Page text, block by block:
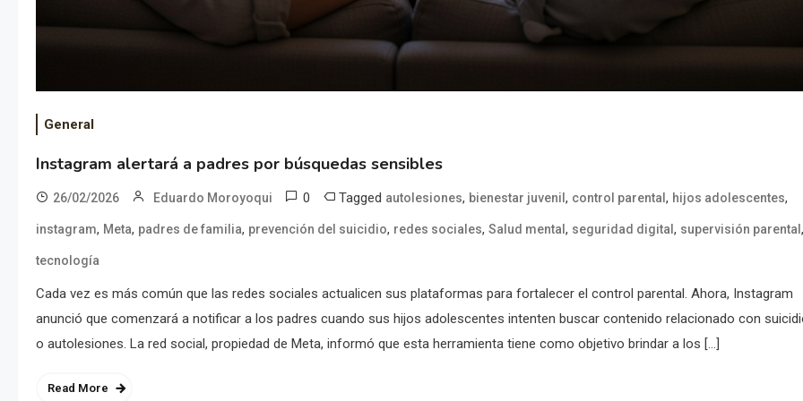
General
Instagram alertará a padres por búsquedas sensibles
26/02/2026 Eduardo Moroyoqui 0 Tagged autolesiones, bienestar juvenil , control parental , hijos adolescentes,
instagram, Meta, padres de familia, prevención del suicidio, redes sociales, Salud mental , seguridad digital , supervisión parental ,
tecnología
Cada vez es más común que las redes sociales actualicen sus plataformas para fortalecer el control parental. Ahora, Instagram
anunció que comenzará a notificar a los padres cuando sus hijos adolescentes intenten buscar contenido relacionado con
o autolesiones. La red social, propiedad de Meta, informó que esta herramienta tiene como objetivo brindar a los […]
Read More